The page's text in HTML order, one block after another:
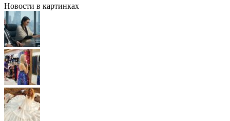
Новости в картинках